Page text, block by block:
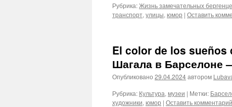
Рубрика:Жизнь замечательных
транспорт, улицы, юмор | Оставить
El color de los sueños
Шагала в Барселоне
Опубликовано 29.04.2024автором
Рубрика: Культура, музеи | Метки:
художники, юмор | Оставить комментарий